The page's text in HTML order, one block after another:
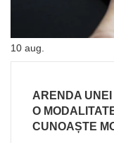
10 aug.
ARENDA
O
CUNOAȘTE